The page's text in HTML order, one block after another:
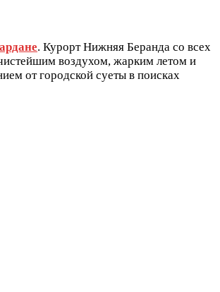
. Курорт Нижняя Беранда со всех
воздухом, жарким летом и
от городской суеты в поисках